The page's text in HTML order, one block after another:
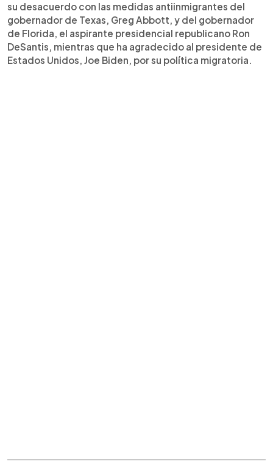
su desacuerdo con las medidas antiinmigrantes del
gobernador de Texas, Greg Abbott, y del gobernador
de Florida, el aspirante presidencial republicano Ron
DeSantis, mientras que ha agradecido al presidente de
Estados Unidos, Joe Biden, por su política migratoria.